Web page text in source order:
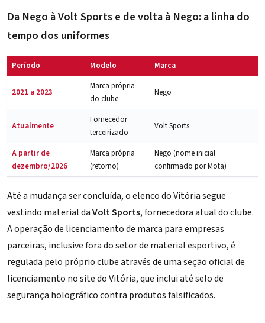
Da Nego à Volt Sports e de volta à Nego: a linha do
tempo dos uniformes
Período Modelo Marca
2021 a 2023
Marca própria
do clube
Nego
Atualmente
Fornecedor
terceirizado
Volt Sports
A partir de
dezembro/2026
Marca própria
(retorno)
Nego (nome inicial
confirmado por Mota)
Até a mudança ser concluída, o elenco do Vitória segue
vestindo material daVolt Sports, fornecedora atual do clube.
A operação de licenciamento de marca para empresas
parceiras, inclusive fora do setor de material esportivo, é
regulada pelo próprio clube através de umaseção oficial de
licenciamento no site do Vitória, que inclui até selo de
segurança holográfico contra produtos falsificados.